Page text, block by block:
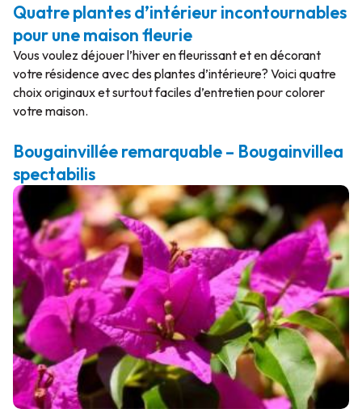
Quatre plantes d’intérieur incontournables
pour une maison fleurie
Vous voulez déjouer l’hiver en fleurissant et en décorant
votre résidence avec des plantes d’intérieure? Voici quatre
choix originaux et surtout faciles d’entretien pour colorer
votre maison.
Bougainvillée remarquable – Bougainvillea
spectabilis